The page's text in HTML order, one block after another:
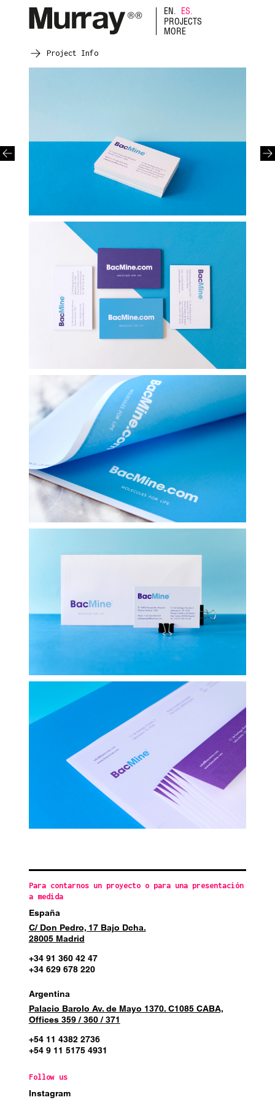
PROJECTS
MORE
EN. ES.
Project Info
Para contarnos un proyecto o para una presentación
a medida
España
C/ Don Pedro, 17 Bajo Dcha.
28005 Madrid
+34 91 360 42 47
+34 629 678 220
Argentina
Palacio Barolo Av. de Mayo 1370. C1085 CABA,
Offices 359 / 360 / 371
+54 11 4382 2736
+54 9 11 5175 4931
Follow us
Instagram